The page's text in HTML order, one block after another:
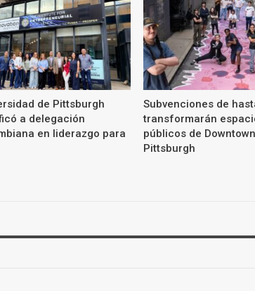
de Pittsburgh
a delegación
en liderazgo para
Subvenciones de
transformarán
públicos de Downtown
Pittsburgh